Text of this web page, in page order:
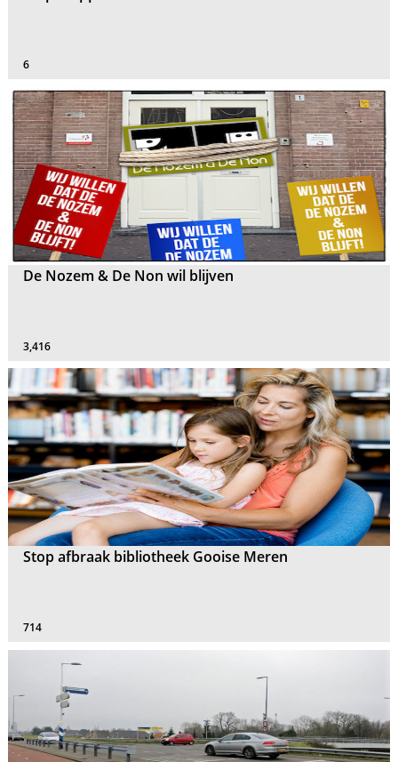
6
De Nozem & De Non wil blijven
3,416
Stop afbraak bibliotheek Gooise Meren
714